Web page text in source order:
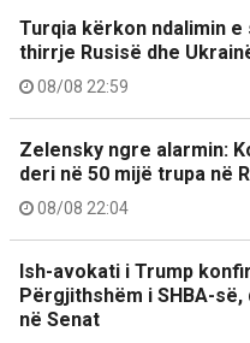
Turqia kërkon ndalimin
thirrje Rusisë dhe
08/08 22:59
Zelensky ngre alarmin:
deri në 50 mijë trupa në
08/08 22:04
Ish-avokati i Trump
Përgjithshëm i SHBA-
në Senat